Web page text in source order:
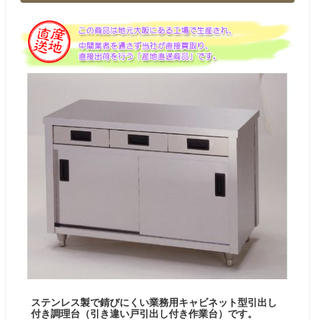
ステンレス製で錆びにくい業務用キャビネット型引出し
付き調理台（引き違い戸引出し付き作業台）です。